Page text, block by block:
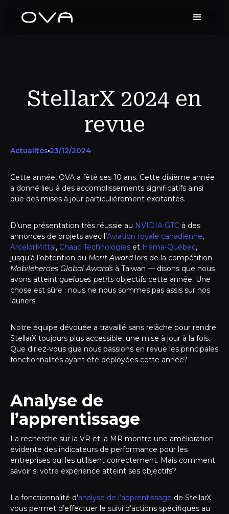
StellarX 2024 en
revue
Actualités 23/12/2024
Cette année, OVA a fêté ses 10 ans. Cette dixième année
a donné lieu à des accomplissements significatifs ainsi
que des mises à jour particulièrement excitantes.
D’une présentation très réussie au NVIDIA GTC à des
annonces de projets avec l’Aviation royale canadienne,
ArcelorMittal, Chaac Technologies et Héma-Québec,
jusqu’à l’obtention du Merit Awardlors de la compétition
Mobileheroes Global Awards à Taiwan — disons que nous
avons atteint quelques petits objectifs cette année. Une
chose est sûre : nous ne nous sommes pas assis sur nos
lauriers.
Notre équipe dévouée a travaillé sans relâche pour rendre
StellarX toujours plus accessible, une mise à jour à la fois.
Que diriez-vous que nous passions en revue les principales
fonctionnalités ayant été déployées cette année?
Analyse de
l’apprentissage
La recherche sur la VR et la MR montre une amélioration
évidente des indicateurs de performance pour les
entreprises qui les utilisent correctement. Mais comment
savoir si votre expérience atteint ses objectifs?
La fonctionnalité d’analyse de l’apprentissage de StellarX
vous permet d’effectuer le suivi d’actions spécifiques au